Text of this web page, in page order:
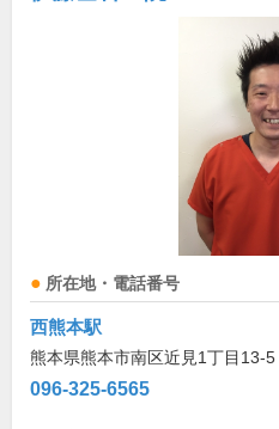
所在地・電話番号
西熊本駅
熊本県熊本市南区近見1丁目13-5
096-325-6565